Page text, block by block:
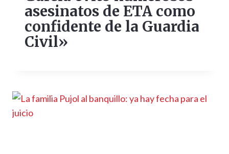
asesinatos de ETA como
confidente de la Guardia
Civil»